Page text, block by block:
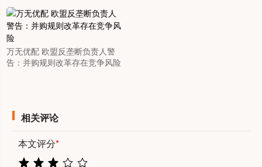
万无优配 欧盟反垄断负责人警
告：并购规则改革存在竞争风险
相关评论
本文评分*